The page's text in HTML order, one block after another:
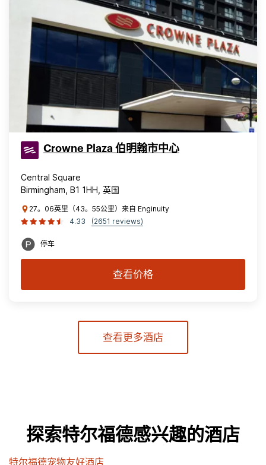
Crowne Plaza 伯明翰市中心
Central Square
Birmingham, B1 1HH, 英国
27。06英里（43。55公里）来自 Enginuity
4.33
(2651 reviews)
停车
查看价格
查看更多酒店
探索特尔福德感兴趣的酒店
特尔福德宠物友好酒店